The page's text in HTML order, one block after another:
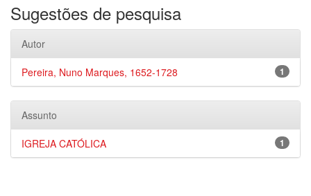
Sugestões de pesquisa
Autor
1
Pereira, Nuno Marques, 1652-1728
Assunto
1
IGREJA CATÓLICA